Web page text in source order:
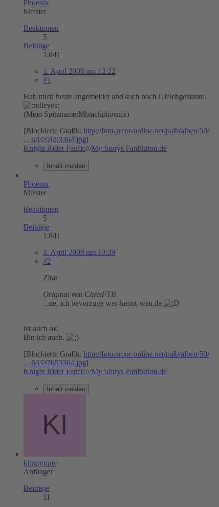
Phoenix
Meister
Reaktionen
5
Beiträge
1.841
1. April 2008 um 13:22
#1
Hab mich heute angemeldet und such noch Gleichgesinnte.
(Mein Spitzname:Mblackphoenix)
[Blockierte Grafik: http://foto.arcor-online.net/palb/alben/50/
…63337653364.jpg]
Knight Rider Fanfic///My Storys Fanfiktion.de
Inhalt melden
Phoenix
Meister
Reaktionen
5
Beiträge
1.841
1. April 2008 um 13:39
#2
Zitat
Original von ChrisFTB
...ne, ich bevorzuge wer-kennt-wen.de
Ist auch ok.
Bin ich auch.
[Blockierte Grafik: http://foto.arcor-online.net/palb/alben/50/
…63337653364.jpg]
Knight Rider Fanfic///My Storys Fanfiktion.de
Inhalt melden
kittgroupie
Anfänger
Beiträge
11